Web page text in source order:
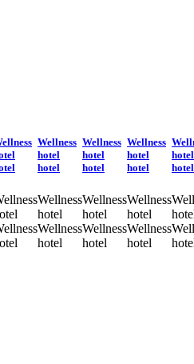
Wellness
hotel
hotel
Wellness
hotel
Wellness
hotel
Wellness
hotel
hotel
Wellness
hotel
Wellness
hotel
Wellness
hotel
hotel
Wellness
hotel
Wellness
hotel
hotel
hotel